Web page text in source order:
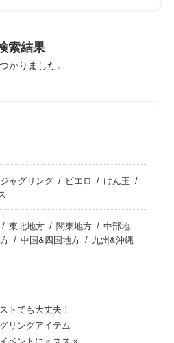
索結果
かりました。
ジャグリング ピエロ
けん玉
東北地方 関東地方
中部地
中国&四国地方
九州&沖縄
トでも大丈夫！
リングアイテム
ベントにオススメ